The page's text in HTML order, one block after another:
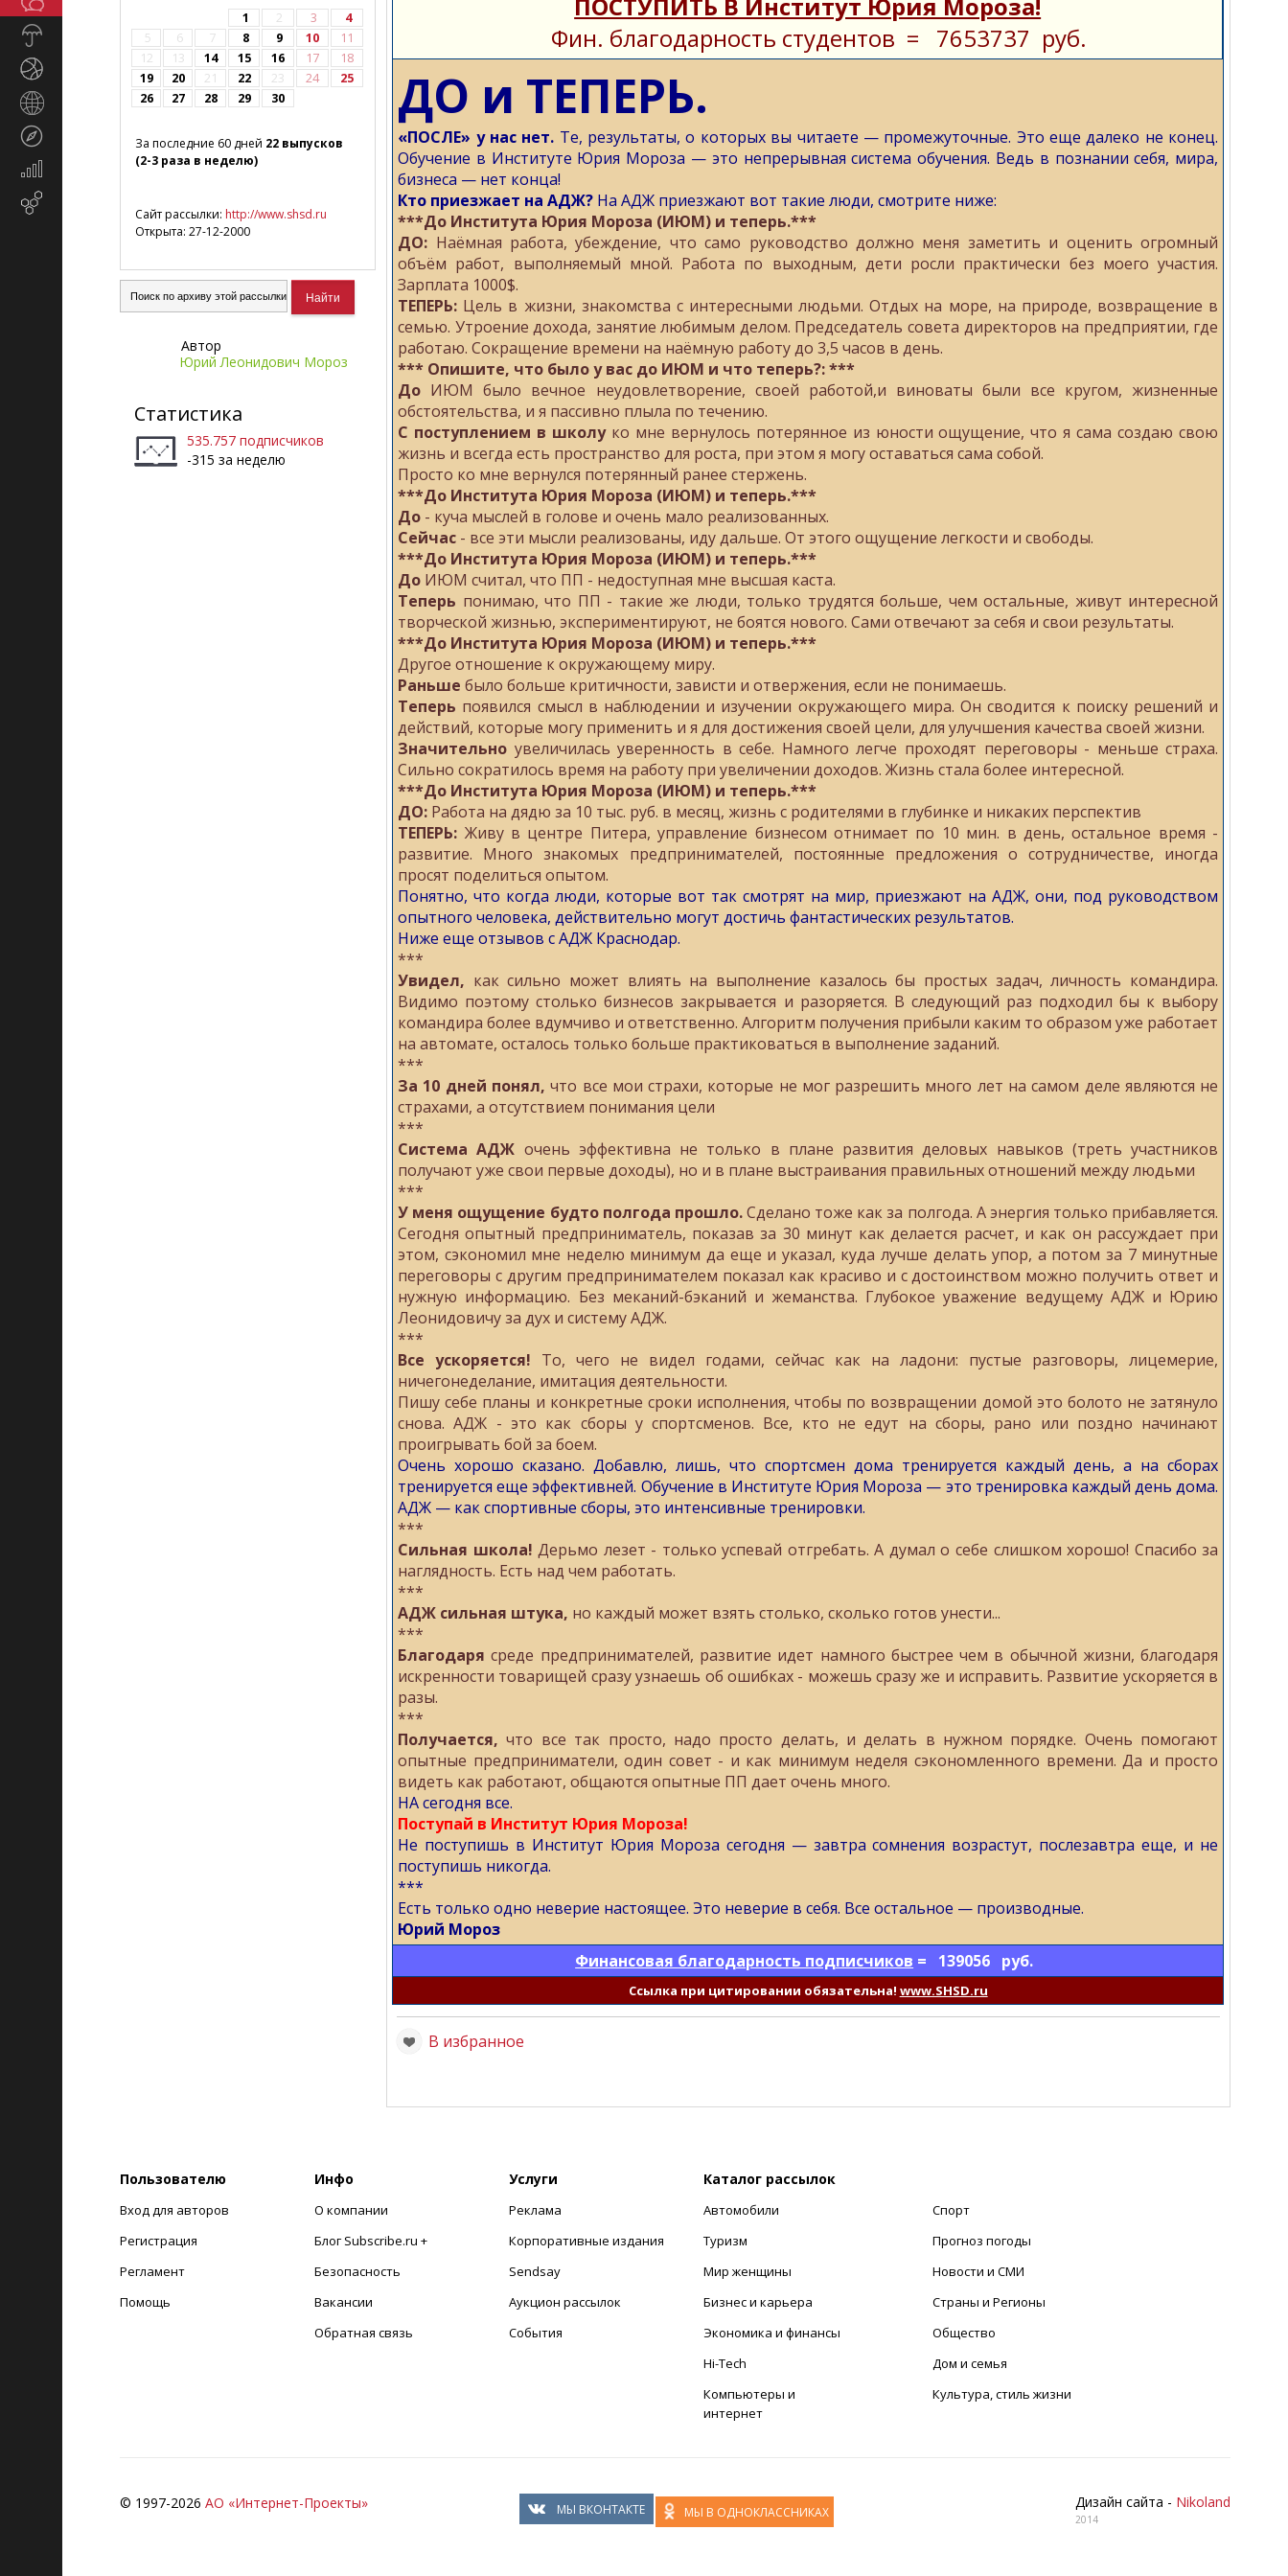
Экономика
маркетинг
1 2 3
4
5
6 7 8 9 10
11
12
13 14 15 16 17
18
19
20 21 22 23 24
25
26
27 28 29 30
За последние 60 дней 22 выпусков
(2-3 раза в неделю)
Сайт рассылки: http://www.shsd.ru
Открыта: 27-12-2000
Автор
Юрий Леонидович Мороз
Статистика
535.757 подписчиков
-315 за неделю
Фин. благодарность студентов = 7653737 руб.
ДО и ТЕПЕРЬ.
«ПОСЛЕ» у нас нет. Те, результаты, о которых вы читаете — промежуточные. Это еще далеко не конец.
Обучение в Институте Юрия Мороза — это непрерывная система обучения. Ведь в познании себя, мира,
бизнеса — нет конца!
Кто приезжает на АДЖ? На АДЖ приезжают вот такие люди, смотрите ниже:
***До Института Юрия Мороза (ИЮМ) и теперь.***
ДО: Наёмная работа, убеждение, что само руководство должно меня заметить и оценить огромный
объём работ, выполняемый мной. Работа по выходным, дети росли практически без моего участия.
Зарплата 1000$.
ТЕПЕРЬ: Цель в жизни, знакомства с интересными людьми. Отдых на море, на природе, возвращение в
семью. Утроение дохода, занятие любимым делом. Председатель совета директоров на предприятии, где
работаю. Сокращение времени на наёмную работу до 3,5 часов в день.
*** Опишите, что было у вас до ИЮМ и что теперь?: ***
До ИЮМ было вечное неудовлетворение, своей работой,и виноваты были все кругом, жизненные
обстоятельства, и я пассивно плыла по течению.
С поступлением в школуко мне вернулось потерянное из юности ощущение, что я сама создаю свою
жизнь и всегда есть пространство для роста, при этом я могу оставаться сама собой.
Просто ко мне вернулся потерянный ранее стержень.
***До Института Юрия Мороза (ИЮМ) и теперь.***
До - куча мыслей в голове и очень мало реализованных.
Сейчас - все эти мысли реализованы, иду дальше. От этого ощущение легкости и свободы.
***До Института Юрия Мороза (ИЮМ) и теперь.***
До ИЮМ считал, что ПП - недоступная мне высшая каста.
Теперь понимаю, что ПП - такие же люди, только трудятся больше, чем остальные, живут интересной
творческой жизнью, экспериментируют, не боятся нового. Сами отвечают за себя и свои результаты.
***До Института Юрия Мороза (ИЮМ) и теперь.***
Другое отношение к окружающему миру.
Раньше было больше критичности, зависти и отвержения, если не понимаешь.
Теперь появился смысл в наблюдении и изучении окружающего мира. Он сводится к поиску решений и
действий, которые могу применить и я для достижения своей цели, для улучшения качества своей жизни.
Значительно увеличилась уверенность в себе. Намного легче проходят переговоры - меньше страха.
Сильно сократилось время на работу при увеличении доходов. Жизнь стала более интересной.
***До Института Юрия Мороза (ИЮМ) и теперь.***
ДО: Работа на дядю за 10 тыс. руб. в месяц, жизнь с родителями в глубинке и никаких перспектив
ТЕПЕРЬ: Живу в центре Питера, управление бизнесом отнимает по 10 мин. в день, остальное время -
развитие. Много знакомых предпринимателей, постоянные предложения о сотрудничестве, иногда
просят поделиться опытом.
Понятно, что когда люди, которые вот так смотрят на мир, приезжают на АДЖ, они, под руководством
опытного человека, действительно могут достичь фантастических результатов.
Ниже еще отзывов с АДЖ Краснодар.
***
Увидел, как сильно может влиять на выполнение казалось бы простых задач, личность командира.
Видимо поэтому столько бизнесов закрывается и разоряется. В следующий раз подходил бы к выбору
командира более вдумчиво и ответственно. Алгоритм получения прибыли каким то образом уже работает
на автомате, осталось только больше практиковаться в выполнение заданий.
***
За 10 дней понял, что все мои страхи, которые не мог разрешить много лет на самом деле являются не
страхами, а отсутствием понимания цели
***
Система АДЖ очень эффективна не только в плане развития деловых навыков (треть участников
получают уже свои первые доходы), но и в плане выстраивания правильных отношений между людьми
***
У меня ощущение будто полгода прошло.Сделано тоже как за полгода. А энергия только прибавляется.
Сегодня опытный предприниматель, показав за 30 минут как делается расчет, и как он рассуждает при
этом, сэкономил мне неделю минимум да еще и указал, куда лучше делать упор, а потом за 7 минутные
переговоры с другим предпринимателем показал как красиво и с достоинством можно получить ответ и
нужную информацию. Без меканий-бэканий и жеманства. Глубокое уважение ведущему АДЖ и Юрию
Леонидовичу за дух и систему АДЖ.
***
Все ускоряется! То, чего не видел годами, сейчас как на ладони: пустые разговоры, лицемерие,
ничегонеделание, имитация деятельности.
Пишу себе планы и конкретные сроки исполнения, чтобы по возвращении домой это болото не затянуло
снова. АДЖ - это как сборы у спортсменов. Все, кто не едут на сборы, рано или поздно начинают
проигрывать бой за боем.
Очень хорошо сказано. Добавлю, лишь, что спортсмен дома тренируется каждый день, а на сборах
тренируется еще эффективней. Обучение в Институте Юрия Мороза — это тренировка каждый день дома.
АДЖ — как спортивные сборы, это интенсивные тренировки.
***
Сильная школа! Дерьмо лезет - только успевай отгребать. А думал о себе слишком хорошо! Спасибо за
наглядность. Есть над чем работать.
***
АДЖ сильная штука, но каждый может взять столько, сколько готов унести...
***
Благодаря среде предпринимателей, развитие идет намного быстрее чем в обычной жизни, благодаря
искренности товарищей сразу узнаешь об ошибках - можешь сразу же и исправить. Развитие ускоряется в
разы.
***
Получается, что все так просто, надо просто делать, и делать в нужном порядке. Очень помогают
опытные предприниматели, один совет - и как минимум неделя сэкономленного времени. Да и просто
видеть как работают, общаются опытные ПП дает очень много.
НА сегодня все.
Поступай в Институт Юрия Мороза!
Не поступишь в Институт Юрия Мороза сегодня — завтра сомнения возрастут, послезавтра еще, и не
поступишь никогда.
***
Есть только одно неверие настоящее. Это неверие в себя. Все остальное — производные.
Юрий Мороз
Финансовая благодарность подписчиков = 139056 руб.
Cсылка при цитировании обязательна! www.SHSD.ru
В избранное
Пользователю
Вход для авторов
Регистрация
Регламент
Помощь
Инфо
О компании
Блог Subscribe.ru +
Безопасность
Вакансии
Обратная связь
Услуги
Реклама
Корпоративные издания
Sendsay
Аукцион рассылок
События
Каталог рассылок
Автомобили
Туризм
Мир женщины
Бизнес и карьера
Экономика и финансы
Hi-Tech
Компьютеры и
интернет
Спорт
Прогноз погоды
Новости и СМИ
Страны и Регионы
Общество
Дом и семья
Культура, стиль жизни
© 1997-2026 АО «Интернет-Проекты» Дизайн сайта - Nikoland
2014
МЫ ВКОНТАКТЕ МЫ В ОДНОКЛАССНИКАХ